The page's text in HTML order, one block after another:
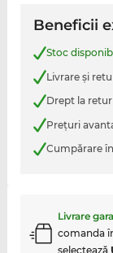
Beneficii
Stoc
Livrare şi
Drept la retur
Preţuri
Cumpărare
Livrare
comanda
selectează